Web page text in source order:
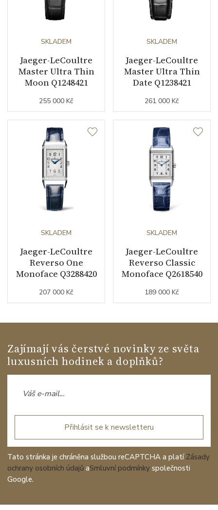
Záruční doba
nepodnikatelé (měsíců)
Modelová řada Master Ultra Thin
SKLADEM
Jaeger-LeCoultre
Master Ultra Thin
Moon Q1248421
255 000 Kč
SKLADEM
Jaeger-LeCoultre
Master Ultra Thin
Date Q1238421
261 000 Kč
SKLADEM
Jaeger-LeCoultre
Reverso One
Monoface Q3288420
207 000 Kč
SKLADEM
Jaeger-LeCoultre
Reverso Classic
Monoface Q2618540
189 000 Kč
Zajímají vás čerstvé novinky ze světa
luxusních hodinek a doplňků?
Přihlásit se k newsletteru
Tato stránka je chráněna službou reCAPTCHA a platí Zásady
ochrany osobních údajů aSmluvní podmínky společnosti
Google.